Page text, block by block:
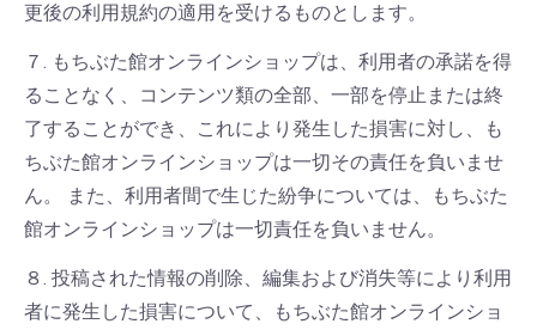
更後の利用規約の適用を受けるものとします。
７. もちぶた館オンラインショップは、利用者の承諾を得
ることなく、コンテンツ類の全部、一部を停止または終
了することができ、これにより発生した損害に対し、も
ちぶた館オンラインショップは一切その責任を負いませ
ん。 また、利用者間で生じた紛争については、もちぶた
館オンラインショップは一切責任を負いません。
８. 投稿された情報の削除、編集および消失等により利用
者に発生した損害について、もちぶた館オンラインショ